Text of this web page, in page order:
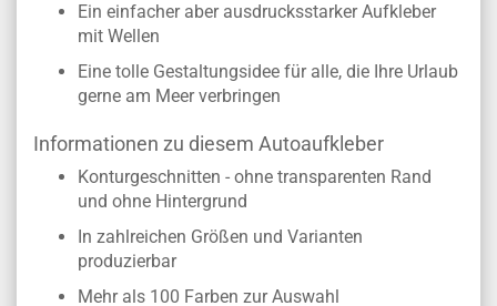
Ein einfacher aber ausdrucksstarker Aufkleber
mit Wellen
Eine tolle Gestaltungsidee für alle, die Ihre Urlaub
gerne am Meer verbringen
Informationen zu diesem Autoaufkleber
Konturgeschnitten - ohne transparenten Rand
und ohne Hintergrund
In zahlreichen Größen und Varianten
produzierbar
Mehr als 100 Farben zur Auswahl